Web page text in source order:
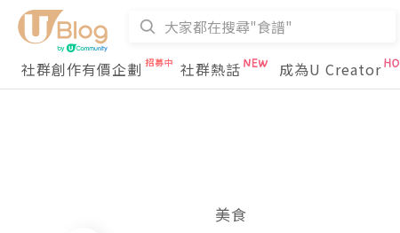
社群創作有價企劃
社群熱話 成為U Creator
美食